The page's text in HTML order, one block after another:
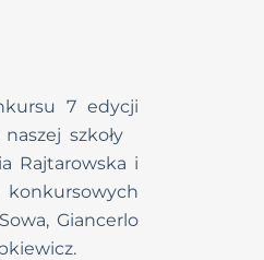
7 edycji
szkoły
Rajtarowska i
Giancerlo